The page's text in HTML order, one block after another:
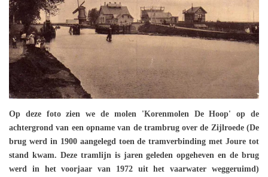
Op deze foto zien we de molen 'Korenmolen De Hoop' op de
achtergrond van een opname van de trambrug over de Zijlroede (De
brug werd in 1900 aangelegd toen de tramverbinding met Joure tot
stand kwam. Deze tramlijn is jaren geleden opgeheven en de brug
werd in het voorjaar van 1972 uit het vaarwater weggeruimd)